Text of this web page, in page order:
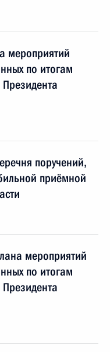
мероприятий
по итогам
поручений,
приёмной
мероприятий
по итогам